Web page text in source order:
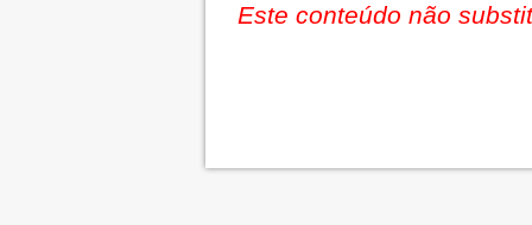
Este conteúdo não